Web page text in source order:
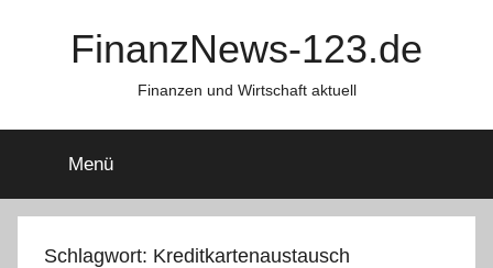
FinanzNews-123.de
Finanzen und Wirtschaft aktuell
Menü
Schlagwort: Kreditkartenaustausch